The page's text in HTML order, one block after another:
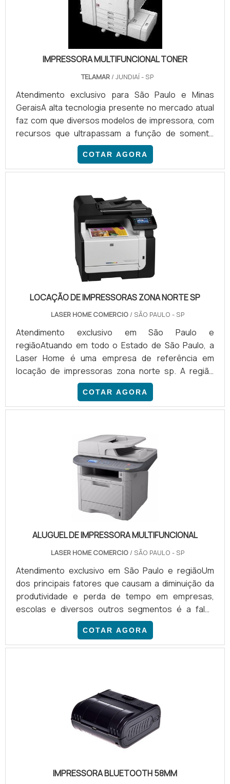
IMPRESSORA MULTIFUNCIONAL TONER
TELAMAR / JUNDIAÍ - SP
Atendimento exclusivo para São Paulo e Minas
GeraisA alta tecnologia presente no mercado atual
faz com que diversos modelos de impressora, com
recursos que ultrapassam a função de somente
imprimir, destinados a diversas necessidades.
Dessa maneira, as diferenças entre uma impressora
comum e a impressora multifuncional toner são
diversas, como copiadora, fax e scanner, enquanto
o equipamento comum está limitado apenas à
função imprimir, modelo que está.
COTAR AGORA
LOCAÇÃO DE IMPRESSORAS ZONA NORTE SP
LASER HOME COMERCIO/ SÃO PAULO - SP
Atendimento exclusivo em São Paulo e
regiãoAtuando em todo o Estado de São Paulo, a
Laser Home é uma empresa de referência em
locação de impressoras zona norte sp. A região
dispõe de um serviço altamente eficiente, que se
destaca por seu ótimo custo-benefício. PRINCIPAIS
BENEFÍCIOS DA CONTRATAÇÃO Caracterizadas por
de uso diário em diversos segmentos.
Independentemente do equipamento escolhido, o
serviço de outsourcing de impressão apresenta div.
COTAR AGORA
ALUGUEL DE IMPRESSORA MULTIFUNCIONAL
LASER HOME COMERCIO/ SÃO PAULO - SP
Atendimento exclusivo em São Paulo e regiãoUm
dos principais fatores que causam a diminuição da
produtividade e perda de tempo em empresas,
escolas e diversos outros segmentos é a falha
inesperada de algum equipamento. Visando diminuir
a ocorrência desses danos, a popularidade do
serviço de aluguel de impressora multifuncional está
assistência técnica das máquina.
COTAR AGORA
IMPRESSORA BLUETOOTH 58MM